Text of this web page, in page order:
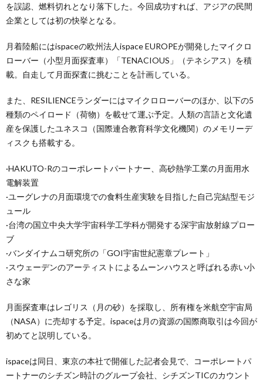
を誤認、燃料切れとなり落下した。今回成功すれば、アジアの民間
企業としては初の快挙となる。
月着陸船にはispaceの欧州法人ispace EUROPEが開発したマイクロ
ローバー（小型月面探査車）「TENACIOUS」（テネシアス）を積
載。自走して月面探査に挑むことを計画している。
また、RESILIENCEランダーにはマイクロローバーのほか、以下の5
種類のペイロード（荷物）を載せて運ぶ予定。人類の言語と文化遺
産を保護したユネスコ（国際連合教育科学文化機関）のメモリーデ
ィスクも搭載する。
·HAKUTO-Rのコーポレートパートナー、高砂熱学工業の月面用水
電解装置
·ユーグレナの月面環境での食料生産実験を目指した自己完結型モジ
ュール
·台湾の国立中央大学宇宙科学工学科が開発する深宇宙放射線プロー
ブ
·バンダイナムコ研究所の「GOI宇宙世紀憲章プレート」
·スウェーデンのアーティストによるムーンハウスと呼ばれる赤い小
さな家
月面探査車はレゴリス（月の砂）を採取し、所有権を米航空宇宙局
（NASA）に売却する予定。ispaceは月の資源の国際商取引は今回が
初めてと説明している。
ispaceは同日、東京の本社で開催した記者会見で、コーポレートパ
ートナーのシチズン時計のグループ会社、シチズンTICのカウント